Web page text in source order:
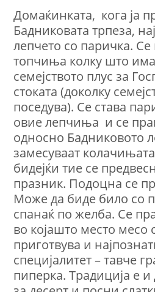
Домаќинката, кога ја
Бадниковата трпеза,
лепчето со паричка. Се
топчиња колку што
семејството плус за
стоката (доколку
поседува). Се става
овие лепчиња и се
односно Бадниковото
замесуваат
бидејќи тие се
празник. Подоцна се
Може да биде било со
спанаќ по желба. Се
во којашто место месо
приготвува и
специјалитет – тавче
пиперка. Традиција е и